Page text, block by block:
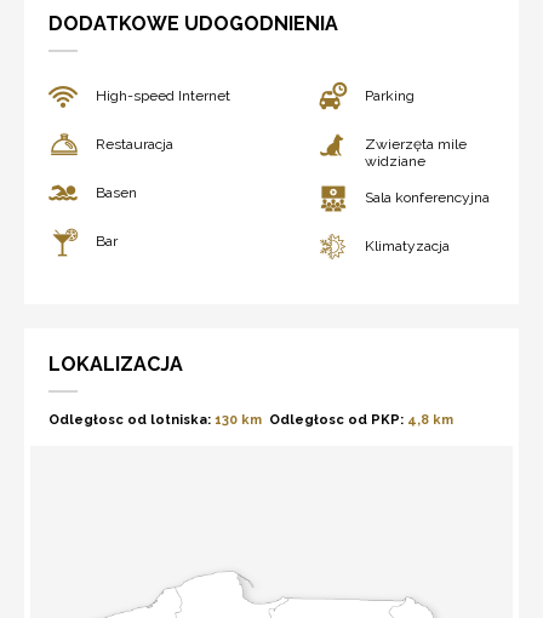
DODATKOWE UDOGODNIENIA
High-speed Internet Parking
Restauracja
Zwierzęta mile
widziane
Basen
Sala konferencyjna
Bar Klimatyzacja
LOKALIZACJA
Odległosc od lotniska: 130 km Odległosc od PKP: 4,8 km